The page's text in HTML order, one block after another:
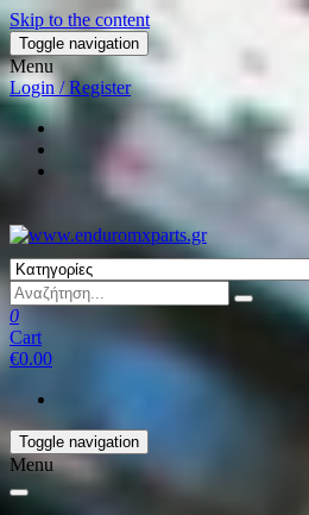
Skip to the content
Toggle navigation
Menu
Login / Register
0
Cart
€0.00
Toggle navigation
Menu